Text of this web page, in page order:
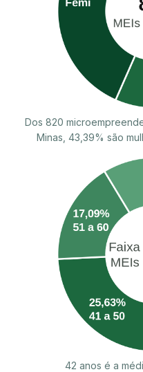
Dos 820
Minas, 43,39% são
42 anos é a